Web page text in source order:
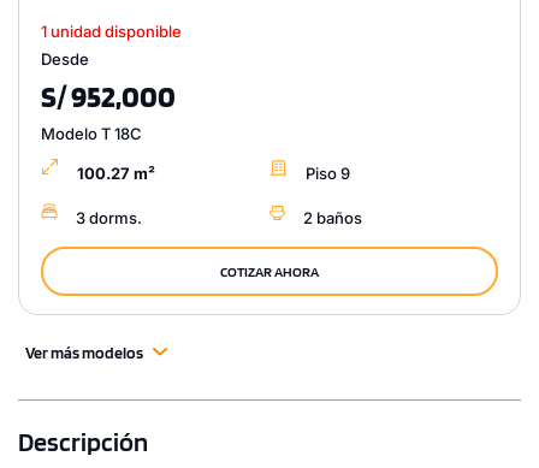
1 unidad disponible
Desde
S/ 952,000
Modelo T 18C
100.27 m² Piso 9
3 dorms. 2 baños
COTIZAR AHORA
Ver más modelos
Descripción